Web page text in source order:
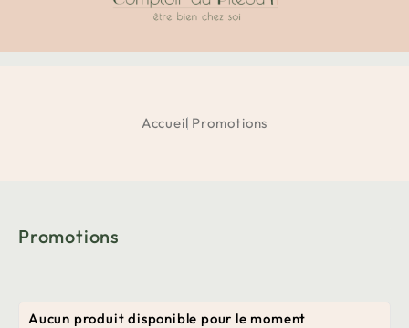
Accueil Promotions
Promotions
Aucun produit disponible pour le moment